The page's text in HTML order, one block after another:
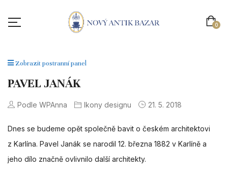
0
Zobrazit postranní panel
PAVEL JANÁK
Podle WPAnna Ikony designu 21. 5. 2018
Dnes se budeme opět společně bavit o českém architektovi
z Karlína. Pavel Janák se narodil 12. března 1882 v Karlíně a
jeho dílo značně ovlivnilo další architekty.